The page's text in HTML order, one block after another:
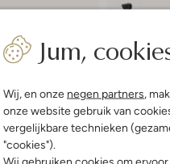
Jum,
Wij, en onze negen partners ,
onze website gebruik van
vergelijkbare technieken
"cookies").
Wij gebruiken cookies om